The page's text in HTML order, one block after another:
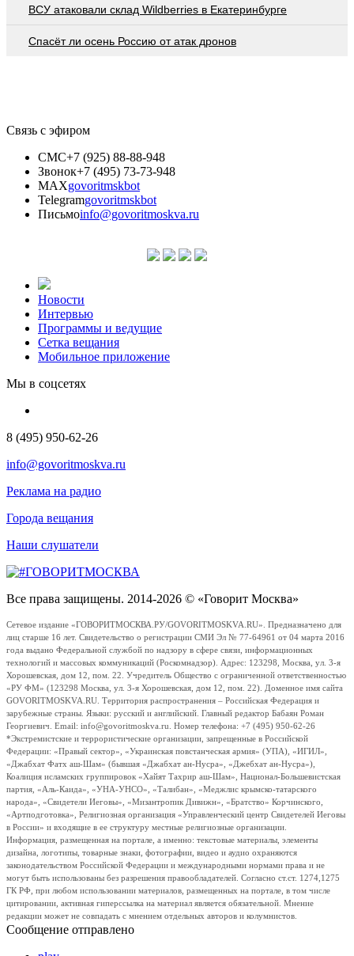
ВСУ атаковали склад Wildberries в Екатеринбурге
Спасёт ли осень Россию от атак дронов
Связь с эфиром
СМС+7 (925) 88-88-948
Звонок+7 (495) 73-73-948
MAXgovoritmskbot
Telegramgovoritmskbot
Письмоinfo@govoritmoskva.ru
Новости
Интервью
Программы и ведущие
Сетка вещания
Мобильное приложение
Мы в соцсетях
8 (495) 950-62-26
info@govoritmoskva.ru
Реклама на радио
Города вещания
Наши слушатели
Все права защищены. 2014-2026 © «Говорит Москва»
Сетевое издание «ГОВОРИТМОСКВА.РУ/GOVORITMOSKVA.RU». Предназначено для
лиц старше 16 лет. Свидетельство о регистрации СМИ Эл № 77-64961 от 04 марта 2016
года выдано Федеральной службой по надзору в сфере связи, информационных
технологий и массовых коммуникаций (Роскомнадзор). Адрес: 123298, Москва, ул. 3-я
Хорошевская, дом 12, пом. 22. Учредитель Общество с ограниченной ответственностью
«РУ ФМ» (123298 Москва, ул. 3-я Хорошевская, дом 12, пом. 22). Доменное имя сайта
GOVORITMOSKVA.RU. Территория распространения – Российская Федерация и
зарубежные страны. Языки: русский и английский. Главный редактор Бабаян Роман
Георгиевич. Email: info@govoritmoskva.ru. Номер телефона: +7 (495) 950-62-26
*Экстремистские и террористические организации, запрещенные в Российской
Федерации: «Правый сектор», «Украинская повстанческая армия» (УПА), «ИГИЛ»,
«Джабхат Фатх аш-Шам» (бывшая «Джабхат ан-Нусра», «Джебхат ан-Нусра»),
Коалиция исламских группировок «Хайят Тахрир аш-Шам», Национал-Большевистская
партия, «Аль-Каида», «УНА-УНСО», «Талибан», «Меджлис крымско-татарского
народа», «Свидетели Иеговы», «Мизантропик Дивижн», «Братство» Корчинского,
«Артподготовка», Религиозная организация «Управленческий центр Свидетелей Иеговы
в России» и входящие в ее структуру местные религиозные организации.
Информация, размещенная на портале, а именно: текстовые материалы, элементы
дизайна, логотипы, товарные знаки, фотографии, видео и аудио охраняются
законодательством Российской Федерации и международными нормами права и не
могут быть использованы без разрешения правообладателей. Согласно ст.ст. 1274,1275
ГК РФ, при любом использовании материалов, размещенных на портале, в том числе
цитировании, активная гиперссылка на материал является обязательной. Мнение
редакции может не совпадать с мнением отдельных авторов и колумнистов.
Сообщение отправлено